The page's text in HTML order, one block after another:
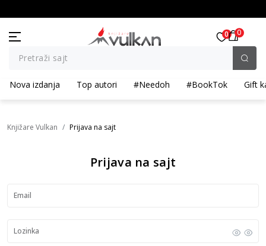
Pretraži sajt
0 0
Nova izdanja Top autori #Needoh #BookTok Gift
Knjižare Vulkan Prijava na sajt
Prijava na sajt
Email
Lozinka